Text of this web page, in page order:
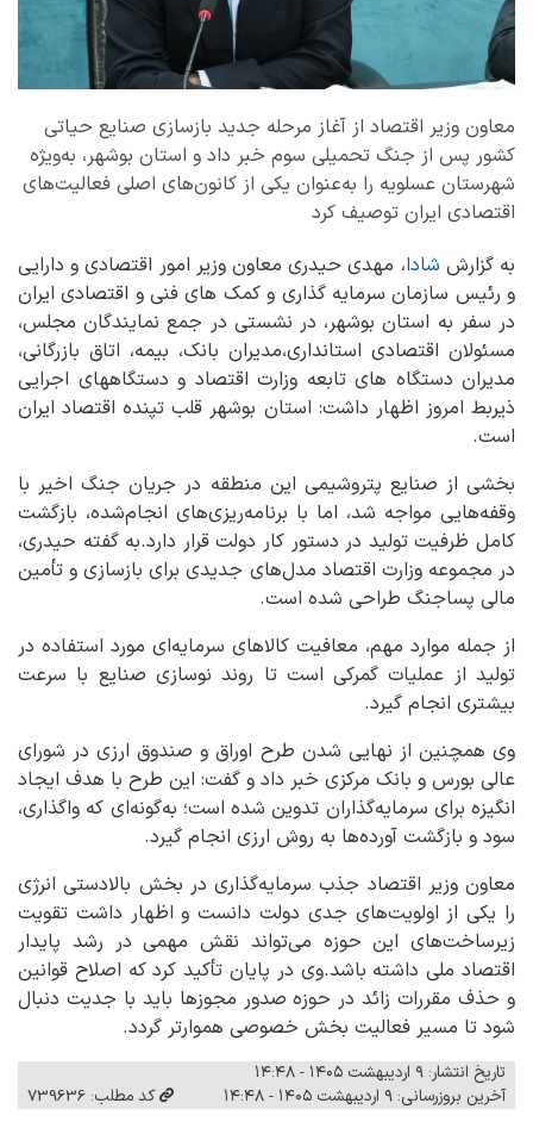
معاون وزیر اقتصاد از آغاز مرحله جدید بازسازی صنایع حیاتی
کشور پس از جنگ تحمیلی سوم خبر داد و استان بوشهر، به‌ویژه
شهرستان عسلویه را به‌عنوان یکی از کانون‌های اصلی فعالیت‌های
اقتصادی ایران توصیف کرد
به گزارش شادا، مهدی حیدری معاون وزیر امور اقتصادی و دارایی
و رئیس سازمان سرمایه گذاری و کمک های فنی و اقتصادی ایران
در سفر به استان بوشهر، در نشستی در جمع نمایندگان مجلس،
مسئولان اقتصادی استانداری،مدیران بانک، بیمه، اتاق بازرگانی،
مدیران دستگاه های تابعه وزارت اقتصاد و دستگاههای اجرایی
ذیربط امروز اظهار داشت: استان بوشهر قلب تپنده اقتصاد ایران
است.
بخشی از صنایع پتروشیمی این منطقه در جریان جنگ اخیر با
وقفه‌هایی مواجه شد، اما با برنامه‌ریزی‌های انجام‌شده، بازگشت
کامل ظرفیت تولید در دستور کار دولت قرار دارد.‌به گفته حیدری،
در مجموعه وزارت اقتصاد مدل‌های جدیدی برای بازسازی و تأمین
مالی پساجنگ طراحی شده است.
از جمله موارد مهم، معافیت کالاهای سرمایه‌ای مورد استفاده در
تولید از عملیات گمرکی است تا روند نوسازی صنایع با سرعت
بیشتری انجام گیرد.‌
وی همچنین از نهایی شدن طرح اوراق و صندوق ارزی در شورای
عالی بورس و بانک مرکزی خبر داد و گفت: این طرح با هدف ایجاد
انگیزه برای سرمایه‌گذاران تدوین شده است؛ به‌گونه‌ای که واگذاری،
سود و بازگشت آورده‌ها به روش ارزی انجام گیرد.‌
معاون وزیر اقتصاد جذب سرمایه‌گذاری در بخش بالادستی انرژی
را یکی از اولویت‌های جدی دولت دانست و اظهار داشت تقویت
زیرساخت‌های این حوزه می‌تواند نقش مهمی در رشد پایدار
اقتصاد ملی داشته باشد.‌وی در پایان تأکید کرد که اصلاح قوانین
و حذف مقررات زائد در حوزه صدور مجوزها باید با جدیت دنبال
شود تا مسیر فعالیت بخش خصوصی هموارتر گردد.
تاریخ انتشار: ۹ اردیبهشت ۱۴۰۵ - ۱۴:۴۸
آخرین بروزرسانی: ۹ اردیبهشت ۱۴۰۵ - ۱۴:۴۸
کد مطلب: 739636